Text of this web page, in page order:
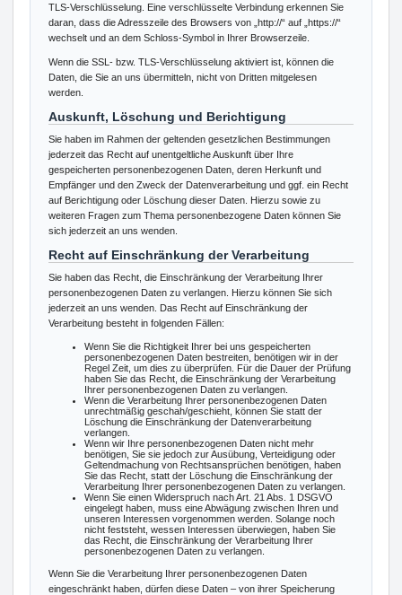
TLS-Verschlüsselung. Eine verschlüsselte Verbindung erkennen Sie
daran, dass die Adresszeile des Browsers von „http://“ auf „https://“
wechselt und an dem Schloss-Symbol in Ihrer Browserzeile.
Wenn die SSL- bzw. TLS-Verschlüsselung aktiviert ist, können die
Daten, die Sie an uns übermitteln, nicht von Dritten mitgelesen
werden.
Auskunft, Löschung und Berichtigung
Sie haben im Rahmen der geltenden gesetzlichen Bestimmungen
jederzeit das Recht auf unentgeltliche Auskunft über Ihre
gespeicherten personenbezogenen Daten, deren Herkunft und
Empfänger und den Zweck der Datenverarbeitung und ggf. ein Recht
auf Berichtigung oder Löschung dieser Daten. Hierzu sowie zu
weiteren Fragen zum Thema personenbezogene Daten können Sie
sich jederzeit an uns wenden.
Recht auf Einschränkung der Verarbeitung
Sie haben das Recht, die Einschränkung der Verarbeitung Ihrer
personenbezogenen Daten zu verlangen. Hierzu können Sie sich
jederzeit an uns wenden. Das Recht auf Einschränkung der
Verarbeitung besteht in folgenden Fällen:
Wenn Sie die Richtigkeit Ihrer bei uns gespeicherten
personenbezogenen Daten bestreiten, benötigen wir in der
Regel Zeit, um dies zu überprüfen. Für die Dauer der Prüfung
haben Sie das Recht, die Einschränkung der Verarbeitung
Ihrer personenbezogenen Daten zu verlangen.
Wenn die Verarbeitung Ihrer personenbezogenen Daten
unrechtmäßig geschah/geschieht, können Sie statt der
Löschung die Einschränkung der Datenverarbeitung
verlangen.
Wenn wir Ihre personenbezogenen Daten nicht mehr
benötigen, Sie sie jedoch zur Ausübung, Verteidigung oder
Geltendmachung von Rechtsansprüchen benötigen, haben
Sie das Recht, statt der Löschung die Einschränkung der
Verarbeitung Ihrer personenbezogenen Daten zu verlangen.
Wenn Sie einen Widerspruch nach Art. 21 Abs. 1 DSGVO
eingelegt haben, muss eine Abwägung zwischen Ihren und
unseren Interessen vorgenommen werden. Solange noch
nicht feststeht, wessen Interessen überwiegen, haben Sie
das Recht, die Einschränkung der Verarbeitung Ihrer
personenbezogenen Daten zu verlangen.
Wenn Sie die Verarbeitung Ihrer personenbezogenen Daten
eingeschränkt haben, dürfen diese Daten – von ihrer Speicherung